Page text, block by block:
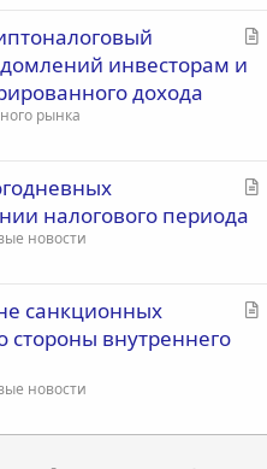
С
инвесторам и
дохода
рынка
С
я
налогового периода
новости
С
я
санкционных
стороны внутреннего
новости